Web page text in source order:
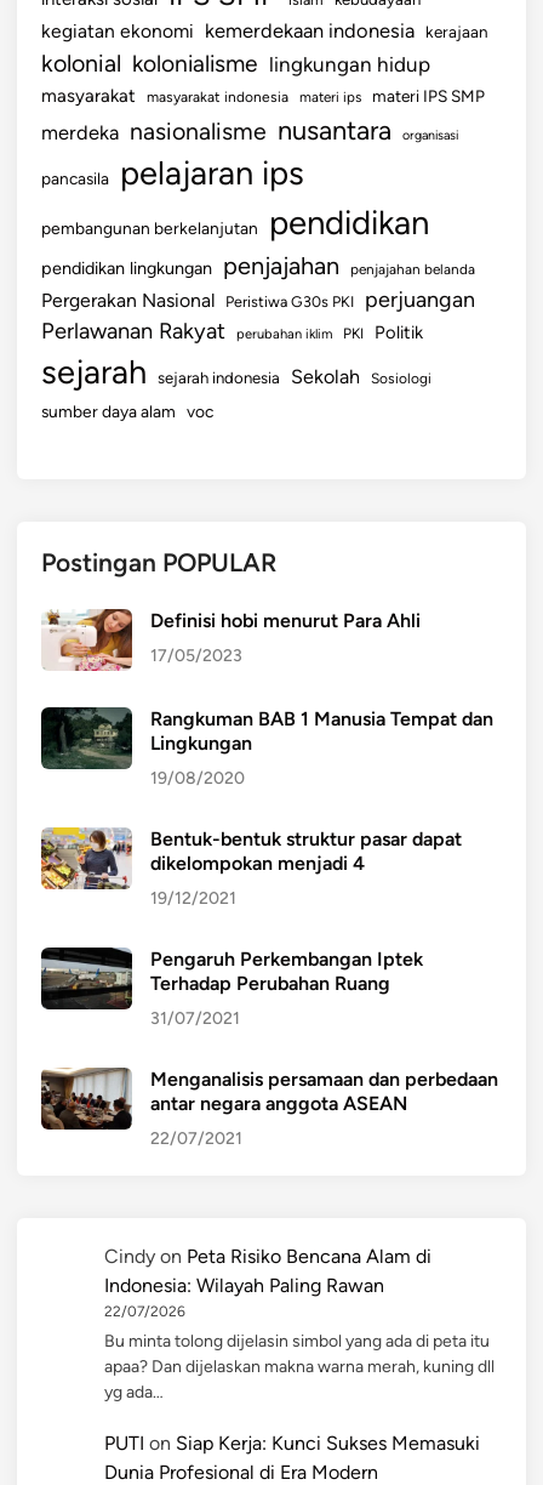
kegiatan ekonomi kemerdekaan indonesia kerajaan
kolonial kolonialisme lingkungan hidup
masyarakat masyarakat indonesia materi ips materi IPS SMP
merdeka nasionalisme nusantara organisasi
pancasila pelajaran ips
pembangunan berkelanjutan pendidikan
pendidikan lingkungan penjajahan penjajahan belanda
Pergerakan Nasional Peristiwa G30s PKI perjuangan
Perlawanan Rakyat perubahan iklim PKI Politik
sejarah sejarah indonesia Sekolah Sosiologi
sumber daya alam voc
Postingan POPULAR
Definisi hobi menurut Para Ahli
17/05/2023
Rangkuman BAB 1 Manusia Tempat dan
Lingkungan
19/08/2020
Bentuk-bentuk struktur pasar dapat
dikelompokan menjadi 4
19/12/2021
Pengaruh Perkembangan Iptek
Terhadap Perubahan Ruang
31/07/2021
Menganalisis persamaan dan perbedaan
antar negara anggota ASEAN
22/07/2021
Cindy on Peta Risiko Bencana Alam di
Indonesia: Wilayah Paling Rawan
22/07/2026
Bu minta tolong dijelasin simbol yang ada di peta itu
apaa? Dan dijelaskan makna warna merah, kuning dll
yg ada…
PUTI on Siap Kerja: Kunci Sukses Memasuki
Dunia Profesional di Era Modern